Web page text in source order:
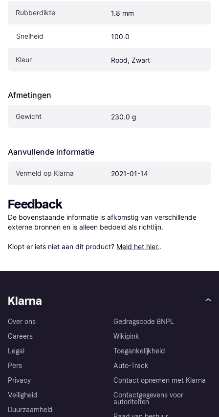
Rubberdikte 1.8 mm
Snelheid 100.0
Kleur Rood, Zwart
Afmetingen
Gewicht 230.0 g
Aanvullende informatie
Vermeld op Klarna 2021-01-14
Feedback
De bovenstaande informatie is afkomstig van verschillende
externe bronnen en is alleen bedoeld als richtlijn.
Klopt er iets niet aan dit product? Meld het hier..
Klarna
Over ons
Careers
Legal
Pers
Privacy
Veiligheid
Duurzaamheid
Gedragscode BNPL
Wikipink
Toegankelijkheid
Auto-Track
Contact opnemen met Klarna
Contactgegevens voor
autoriteiten